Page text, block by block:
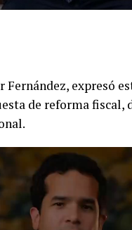
expresó
de reforma